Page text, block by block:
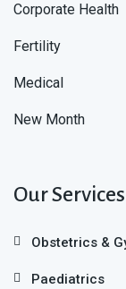
Corporate Health
Fertility
Medical
New Month
Our Services
Obstetrics &
Paediatrics